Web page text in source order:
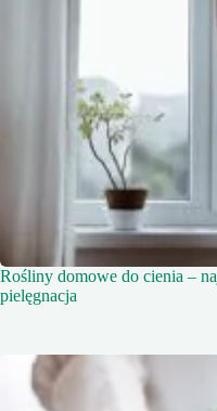
Rośliny domowe do cienia –
pielęgnacja